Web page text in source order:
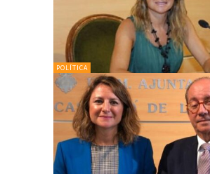
POLÍTICA